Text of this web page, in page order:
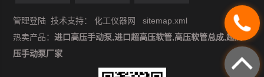
管理登陆 技术支持：化工仪器网
sitemap.xml
热卖产品：进口高压手动泵,进口超高压软管,高压软管总成,超高
压手动泵厂家